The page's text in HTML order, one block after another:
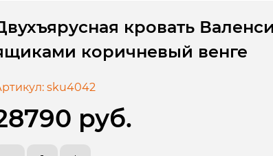
кровать
коричневый венге
sku4042
руб.